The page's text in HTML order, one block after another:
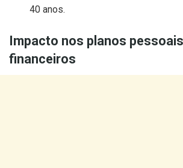
40 anos.
Impacto nos planos
financeiros